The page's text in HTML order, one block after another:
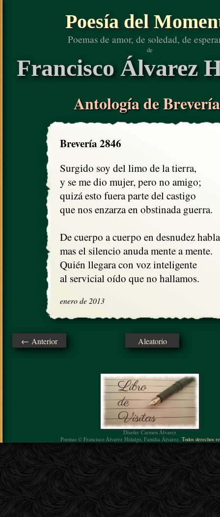
Poesía del
Poemas de amor, de soledad, de
de
Francisco Álvarez
Antología de
Brevería 2846
Surgido soy del limo de la tierra,
y se me dio mujer, pero no amigo;
quizá esto fuera parte del castigo
que nos enzarza en obstinada guerra.
De cuerpo a cuerpo en desnudez
mas el silencio anuda mente a mente.
Quién llegara con voz inteligente
al servicial oído que no hallamos.
enero de 2013
← Anterior Aleatorio
Diseño: Carmen Álvarez
Poemas © Francisco Álvarez Hidalgo, Familia Álvarez. Todos derechos